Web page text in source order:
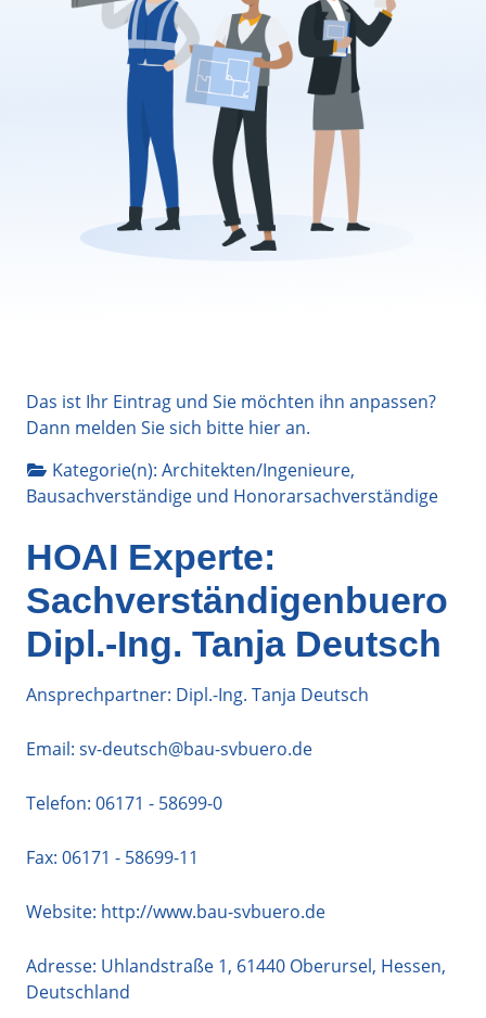
Das ist Ihr Eintrag und Sie möchten ihn anpassen?
Dann melden Sie sich bitte hieran.
Kategorie(n): Architekten/Ingenieure,
Bausachverständige und Honorarsachverständige
HOAI Experte:
Sachverständigenbuero
Dipl.-Ing. Tanja Deutsch
Ansprechpartner: Dipl.-Ing. Tanja Deutsch
Email: sv-deutsch@bau-svbuero.de
Telefon: 06171 - 58699-0
Fax: 06171 - 58699-11
Website: http://www.bau-svbuero.de
Adresse: Uhlandstraße 1, 61440 Oberursel, Hessen,
Deutschland